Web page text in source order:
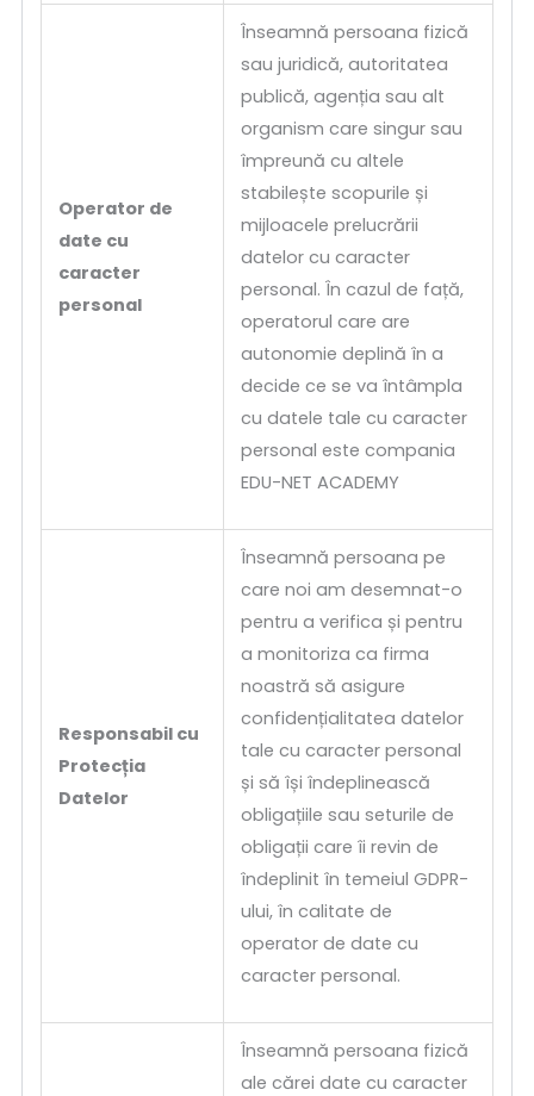
Operator de
date cu
caracter
personal
Înseamnă persoana fizică
sau juridică, autoritatea
publică, agenția sau alt
organism care singur sau
împreună cu altele
stabilește scopurile și
mijloacele prelucrării
datelor cu caracter
personal. În cazul de față,
operatorul care are
autonomie deplină în a
decide ce se va întâmpla
cu datele tale cu caracter
personal este compania
EDU-NET ACADEMY
Responsabil cu
Protecția
Datelor
Înseamnă persoana pe
care noi am desemnat-o
pentru a verifica și pentru
a monitoriza ca firma
noastră să asigure
confidențialitatea datelor
tale cu caracter personal
și să își îndeplinească
obligațiile sau seturile de
obligații care îi revin de
îndeplinit în temeiul GDPR-
ului, în calitate de
operator de date cu
caracter personal.
Înseamnă persoana fizică
ale cărei date cu caracter